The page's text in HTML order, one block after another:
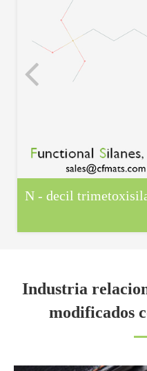
N - decil
Industria
modificados